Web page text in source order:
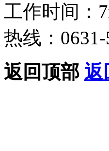
工作时间：
热线：0631-
返回顶部 返